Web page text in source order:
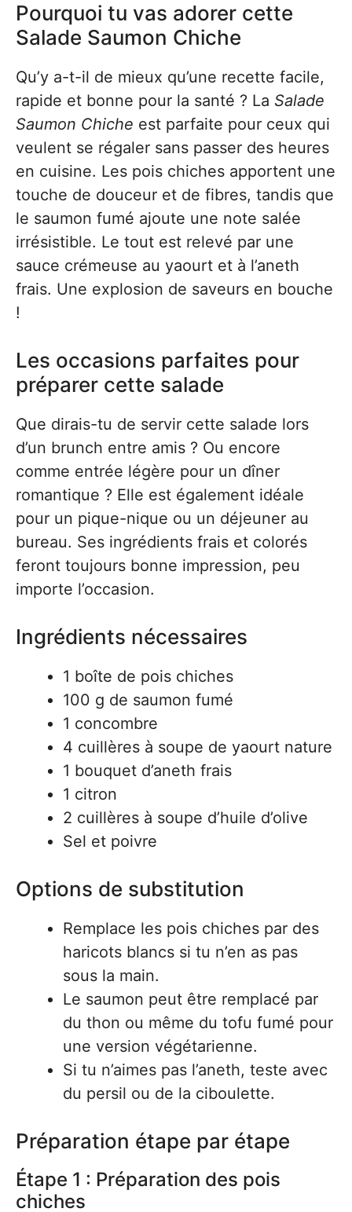
Pourquoi tu vas adorer cette
Salade Saumon Chiche
Qu’y a-t-il de mieux qu’une recette facile,
rapide et bonne pour la santé ? La Salade
Saumon Chiche est parfaite pour ceux qui
veulent se régaler sans passer des heures
en cuisine. Les pois chiches apportent une
touche de douceur et de fibres, tandis que
le saumon fumé ajoute une note salée
irrésistible. Le tout est relevé par une
sauce crémeuse au yaourt et à l’aneth
frais. Une explosion de saveurs en bouche
!
Les occasions parfaites pour
préparer cette salade
Que dirais-tu de servir cette salade lors
d’un brunch entre amis ? Ou encore
comme entrée légère pour un dîner
romantique ? Elle est également idéale
pour un pique-nique ou un déjeuner au
bureau. Ses ingrédients frais et colorés
feront toujours bonne impression, peu
importe l’occasion.
Ingrédients nécessaires
1 boîte de pois chiches
100 g de saumon fumé
1 concombre
4 cuillères à soupe de yaourt nature
1 bouquet d’aneth frais
1 citron
2 cuillères à soupe d’huile d’olive
Sel et poivre
Options de substitution
Remplace les pois chiches par des
haricots blancs si tu n’en as pas
sous la main.
Le saumon peut être remplacé par
du thon ou même du tofu fumé pour
une version végétarienne.
Si tu n’aimes pas l’aneth, teste avec
du persil ou de la ciboulette.
Préparation étape par étape
Étape 1 : Préparation des pois
chiches